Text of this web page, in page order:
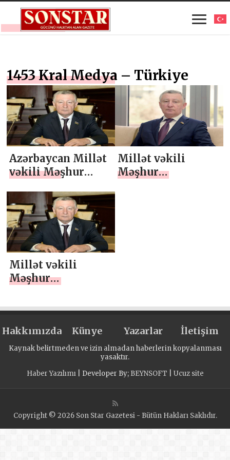
1453 Kral Medya – Türkiye
Azərbaycan Millət
vəkili Məşhur
“Strateji
əhəmiyyətli
Kəlbəcər iqtisadi
mərkəzə
çevriləcək” ÖZEL
Millət vəkili
Məşhur
Millət vəkili
Məşhur
“Münasibətlərimiz
səviyyədədir”,
ÖZEL
Hakkımızda Künye Yazarlar İletişim
Kaynak belirtmeden ve izin almadan haberlerin kopyalanması
yasaktır.
Haber Yazılımı| Developer By; BEYNSOFT Ucuz site
Copyright © 2026 Son Star Gazetesi - Bütün Hakları Saklıdır.